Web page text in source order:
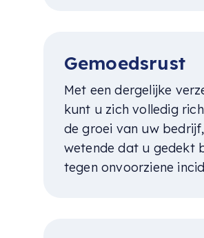
Gemoedsrust
Met een dergelijke
kunt u zich volledig
de groei van uw bedrijf,
wetende dat u gedekt
tegen onvoorziene